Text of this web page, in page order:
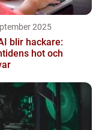
2025
blir hackare:
hot och